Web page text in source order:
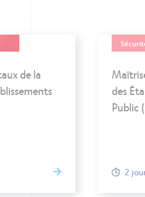
de la
des
Public
2